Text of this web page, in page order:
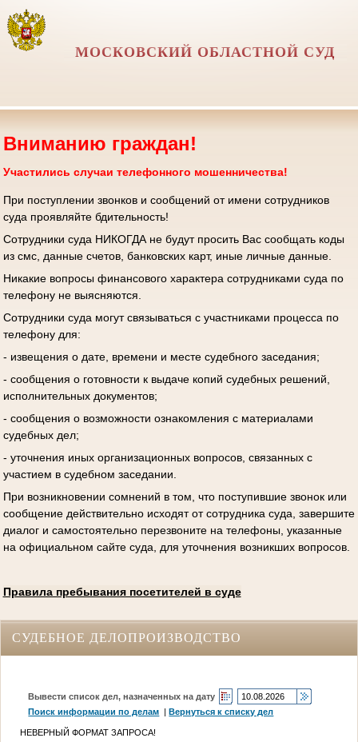
МОСКОВСКИЙ ОБЛАСТНОЙ СУД
Вниманию граждан!
Участились случаи телефонного мошенничества!
При поступлении звонков и сообщений от имени сотрудников
суда проявляйте бдительность!
Сотрудники суда НИКОГДА не будут просить Вас сообщать коды
из смс, данные счетов, банковских карт, иные личные данные.
Никакие вопросы финансового характера сотрудниками суда по
телефону не выясняются.
Сотрудники суда могут связываться с участниками процесса по
телефону для:
- извещения о дате, времени и месте судебного заседания;
- сообщения о готовности к выдаче копий судебных решений,
исполнительных документов;
- сообщения о возможности ознакомления с материалами
судебных дел;
- уточнения иных организационных вопросов, связанных с
участием в судебном заседании.
При возникновении сомнений в том, что поступившие звонок или
сообщение действительно исходят от сотрудника суда, завершите
диалог и самостоятельно перезвоните на телефоны, указанные
на официальном сайте суда, для уточнения возникших вопросов.
Правила пребывания посетителей в суде
СУДЕБНОЕ ДЕЛОПРОИЗВОДСТВО
Вывести список дел, назначенных на дату
Поиск информации по делам |Вернуться к списку дел
НЕВЕРНЫЙ ФОРМАТ ЗАПРОСА!